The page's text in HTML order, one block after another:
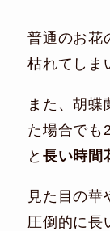
普通のお花
枯れてしま
また、胡
た場合でも
と 長い時間
見た目の華
圧倒的に長